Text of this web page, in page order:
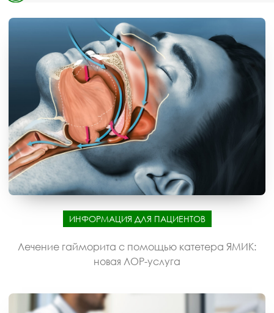
ИНФОРМАЦИЯ ДЛЯ ПАЦИЕНТОВ
Лечение гайморита с помощью катетера ЯМИК:
новая ЛОР-услуга